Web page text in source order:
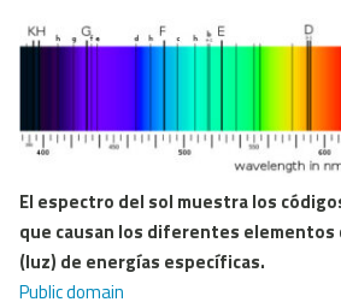
El espectro del sol muestra los
que causan los diferentes
(luz) de energías específicas.
Public domain